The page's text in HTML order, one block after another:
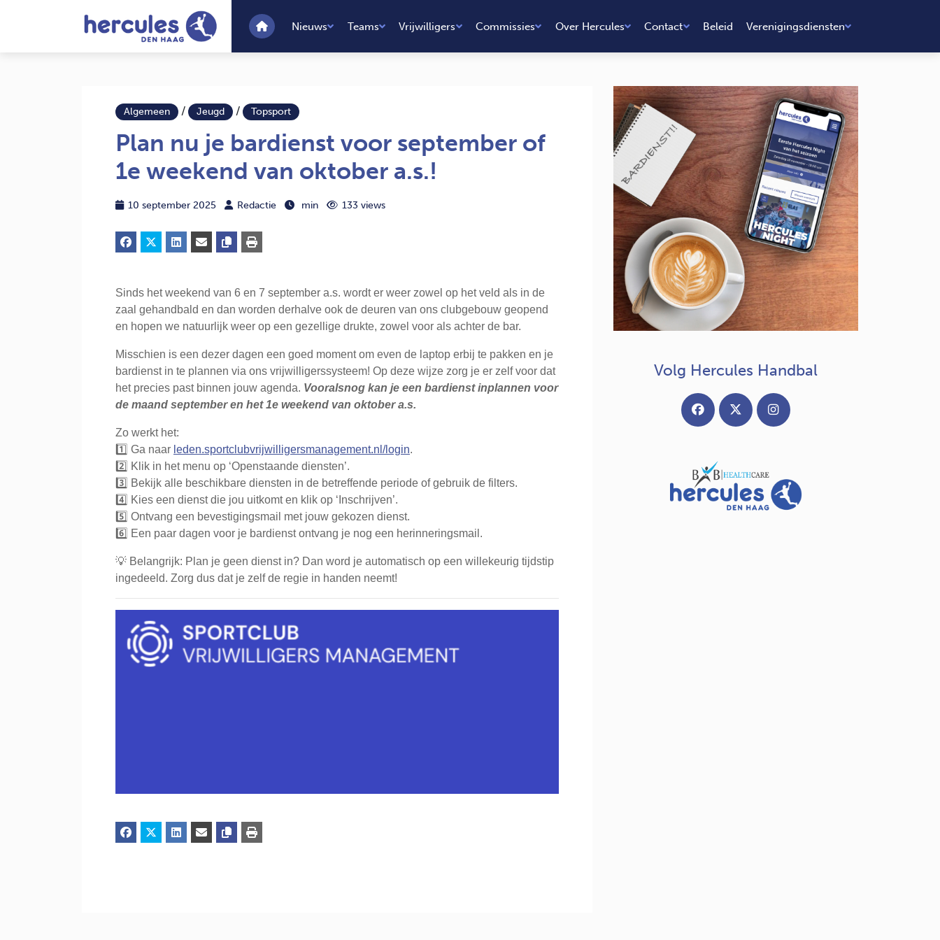
Nieuws Teams Vrijwilligers Commissies Over Hercules Contact Beleid Verenigingsdiensten
Algemeen / Jeugd / Topsport
Plan nu je bardienst voor september of
1e weekend van oktober a.s.!
10 september 2025 Redactie min 133 views
Sinds het weekend van 6 en 7 september a.s. wordt er weer zowel op het veld als in de
zaal gehandbald en dan worden derhalve ook de deuren van ons clubgebouw geopend
en hopen we natuurlijk weer op een gezellige drukte, zowel voor als achter de bar.
Misschien is een dezer dagen een goed moment om even de laptop erbij te pakken en je
bardienst in te plannen via ons vrijwilligerssysteem! Op deze wijze zorg je er zelf voor dat
het precies past binnen jouw agenda. Vooralsnog kan je een bardienst inplannen voor
de maand september en het 1e weekend van oktober a.s.
Zo werkt het:
1️⃣ Ga naar leden.sportclubvrijwilligersmanagement.nl/login.
2️⃣ Klik in het menu op ‘Openstaande diensten’.
3️⃣ Bekijk alle beschikbare diensten in de betreffende periode of gebruik de filters.
4️⃣ Kies een dienst die jou uitkomt en klik op ‘Inschrijven’.
5️⃣ Ontvang een bevestigingsmail met jouw gekozen dienst.
6️⃣ Een paar dagen voor je bardienst ontvang je nog een herinneringsmail.
💡 Belangrijk: Plan je geen dienst in? Dan word je automatisch op een willekeurig tijdstip
ingedeeld. Zorg dus dat je zelf de regie in handen neemt!
Volg Hercules Handbal